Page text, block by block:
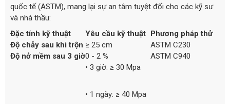
quốc tế (ASTM), mang lại sự an tâm tuyệt đối cho các kỹ sư
và nhà thầu:
Đặc tính kỹ thuật
Yêu cầu kỹ thuật Phương pháp thử
Độ chảy sau khi trộn ≥ 25 cm
ASTM C230
Độ nở mềm sau 3 giờ0 - 2 %
ASTM C940
• 3 giờ: ≥ 30 Mpa
• 1 ngày: ≥ 40 Mpa